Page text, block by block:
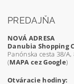
PREDAJŇA
NOVÁ ADRESA
Danubia Shopping
Panónska cesta 38/
(MAPA cez Google)
Otváracie hodiny: